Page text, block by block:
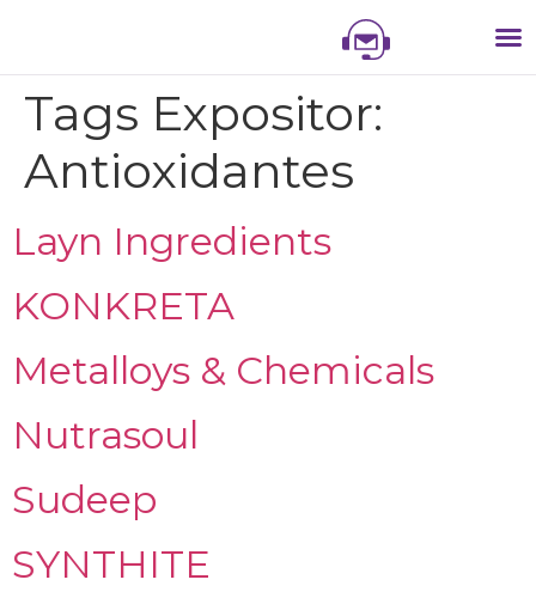
Tags Expositor:
Antioxidantes
Layn Ingredients
KONKRETA
Metalloys & Chemicals
Nutrasoul
Sudeep
SYNTHITE